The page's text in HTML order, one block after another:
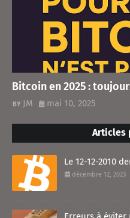
Bitcoin en 2025 :
JM mai 10, 2025
Articles
Le 12-12-2010
décembre 12, 2023